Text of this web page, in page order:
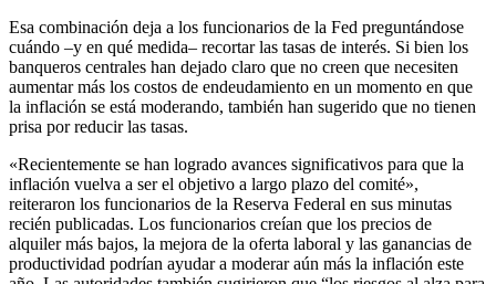
Esa combinación deja a los funcionarios de la Fed preguntándose
cuándo –y en qué medida– recortar las tasas de interés. Si bien los
banqueros centrales han dejado claro que no creen que necesiten
aumentar más los costos de endeudamiento en un momento en que
la inflación se está moderando, también han sugerido que no tienen
prisa por reducir las tasas.
«Recientemente se han logrado avances significativos para que la
inflación vuelva a ser el objetivo a largo plazo del comité»,
reiteraron los funcionarios de la Reserva Federal en sus minutas
recién publicadas. Los funcionarios creían que los precios de
alquiler más bajos, la mejora de la oferta laboral y las ganancias de
productividad podrían ayudar a moderar aún más la inflación este